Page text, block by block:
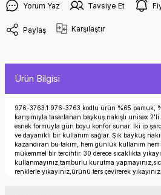
Yorum Yaz Tavsiye Et
Paylaş Karşılaştır
Ürün Bilgisi
976-3763.1 976-3763 kodlu ürün %65 pamuk,
karışımıyla tasarlanan baykuş nakışlı unisex 2'li
esnek formuyla gün boyu konfor sunar. İki ip
ve dayanıklı bir kullanım sağlar. Şık baykuş
kazandıran bu takım, hem günlük kullanım
mükemmel bir tercihtir. 30 derece sıcaklıkta
kullanmayınız,tamburlu kurutma
renklerle yıkayınız,ürünü ters çevirerek